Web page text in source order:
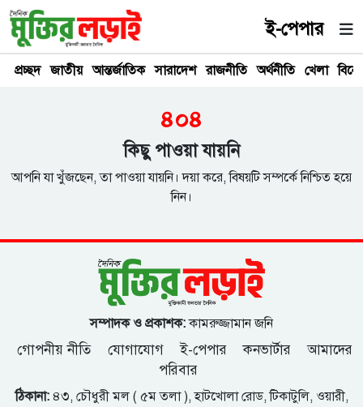
ই-পেপার
প্রচ্ছদ জাতীয় আন্তর্জাতিক সারাদেশ রাজনীতি অর্থনীতি খেলা
৪০৪
কিছু পাওয়া যায়নি
আপনি যা খুঁজছেন, তা পাওয়া যায়নি। দয়া করে, বিষয়টি সম্পর্কে নিশ্চিত হয়ে
নিন।
সম্পাদক ও প্রকাশক:কামরুজ্জামান জনি
গোপনীয় নীতি যোগাযোগ ই-পেপার কনভার্টার
আমাদের
পরিবার
ঠিকানা:৪৩, চৌধুরী মল ( ৫ম তলা ), হাটখোলা রোড, টিকাটুলি, ওয়ারী,